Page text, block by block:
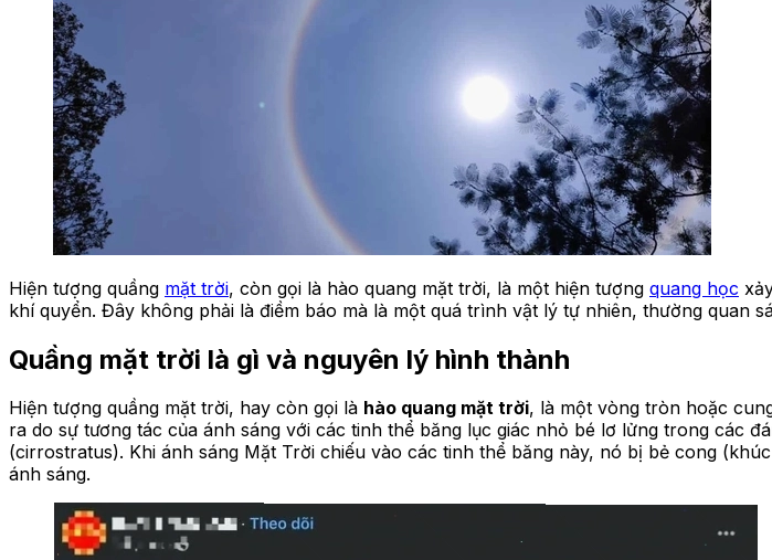
Hiện tượng quầng mặt trời, còn gọi là hào quang mặt trời, là một hiện tượng quang học
khí quyển. Đây không phải là điềm báo mà là một quá trình vật lý tự nhiên, thường quan
Quầng mặt trời là gì và nguyên lý hình thành
Hiện tượng quầng mặt trời, hay còn gọi là hào quang mặt trời, là một vòng tròn hoặc
ra do sự tương tác của ánh sáng với các tinh thể băng lục giác nhỏ bé lơ lửng trong các
(cirrostratus). Khi ánh sáng Mặt Trời chiếu vào các tinh thể băng này, nó bị bẻ cong
ánh sáng.